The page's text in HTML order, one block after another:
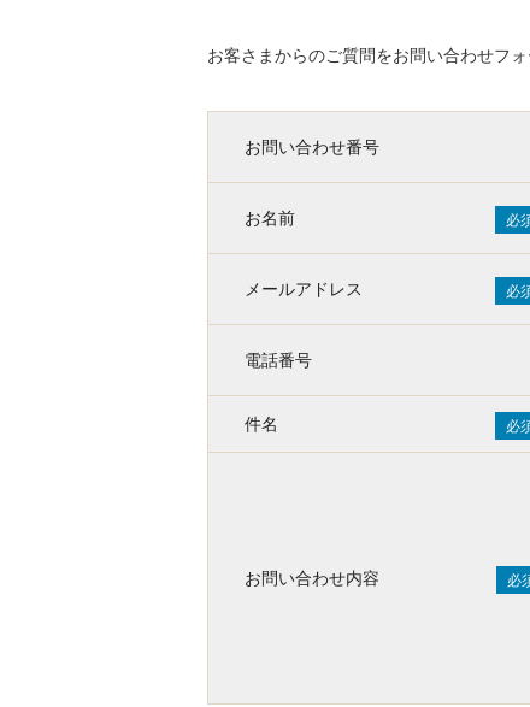
お客さまからのご質問をお問い合わせフ
お問い合わせ番号
お名前 必
メールアドレス 必
電話番号
件名 必
お問い合わせ内容 必